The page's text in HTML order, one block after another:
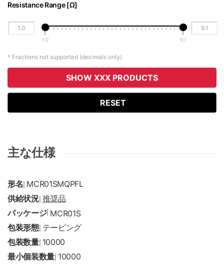
Resistance Range [Ω]
1.0 9.1
* Fractions not supported (decimals only)
SHOW XXX PRODUCTS
RESET
主な仕様
形名 MCR01SMQPFL
供給状況| 推奨品
パッケージ| MCR01S
包装形態| テーピング
包装数量| 10000
最小個装数量 10000